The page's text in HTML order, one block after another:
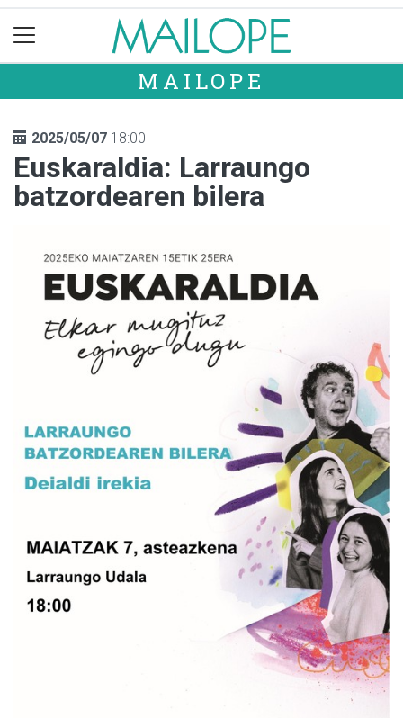
MAILOPE
2025/05/07 18:00
Euskaraldia: Larraungo
batzordearen bilera